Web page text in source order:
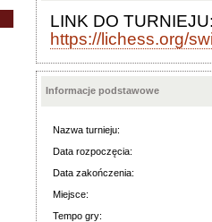
LINK DO TURNIEJU:
https://lichess.org/
Informacje podstawowe
Nazwa turnieju:
Data rozpoczęcia:
Data zakończenia:
Miejsce:
Tempo gry: